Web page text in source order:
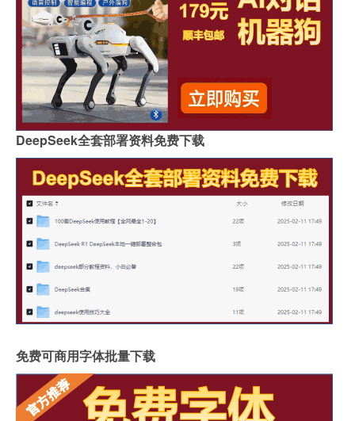
DeepSeek全套部署资料免费下载
免费可商用字体批量下载